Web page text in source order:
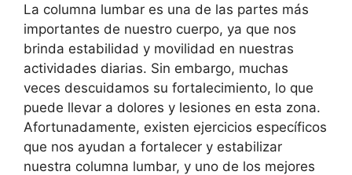
La columna lumbar es una de las partes más
importantes de nuestro cuerpo, ya que nos
brinda estabilidad y movilidad en nuestras
actividades diarias. Sin embargo, muchas
veces descuidamos su fortalecimiento, lo que
puede llevar a dolores y lesiones en esta zona.
Afortunadamente, existen ejercicios específicos
que nos ayudan a fortalecer y estabilizar
nuestra columna lumbar, y uno de los mejores